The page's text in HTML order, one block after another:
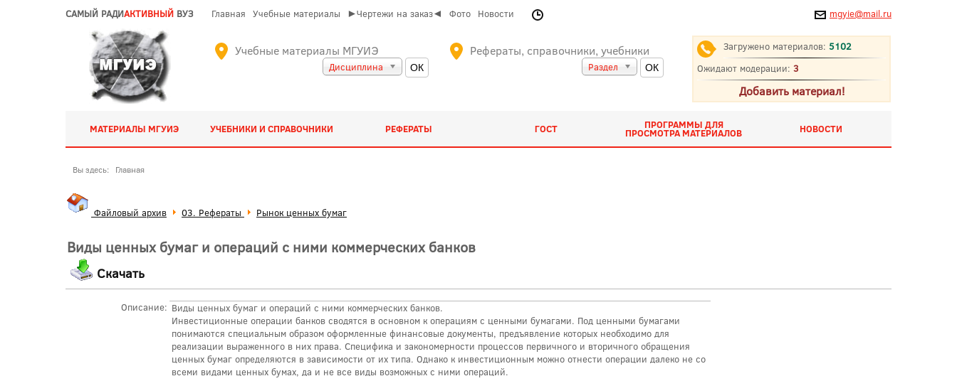
САМЫЙ РАДИАКТИВНЫЙ ВУЗ Главная Учебные материалы ►Чертежи на заказ◄ Фото Новости mgyie@mail.ru
Учебные материалы МГУИЭ
Дисциплина
Рефераты, справочники, учебники
Раздел
Загружено материалов: 5102
Ожидают модерации: 3
Добавить материал!
МАТЕРИАЛЫ МГУИЭ УЧЕБНИКИ И СПРАВОЧНИКИ РЕФЕРАТЫ ГОСТ ПРОГРАММЫ ДЛЯ
ПРОСМОТРА МАТЕРИАЛОВ НОВОСТИ
Вы здесь: Главная
Файловый архив 03. Рефераты Рынок ценных бумаг
Виды ценных бумаг и операций с ними коммерческих банков
Скачать
Описание: Виды ценных бумаг и операций с ними коммерческих банков.
Инвестиционные операции банков сводятся в основном к операциям с ценными бумагами. Под ценными бумагами
понимаются специальным образом оформленные финансовые документы, предъявление которых необходимо для
реализации выраженного в них права. Специфика и закономерности процессов первичного и вторичного обращения
ценных бумаг определяются в зависимости от их типа. Однако к инвестиционным можно отнести операции далеко не со
всеми видами ценных бумах, да и не все виды возможных с ними операций.